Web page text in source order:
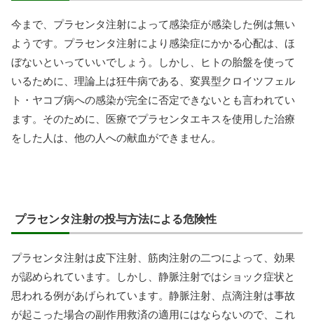
今まで、プラセンタ注射によって感染症が感染した例は無い
ようです。プラセンタ注射により感染症にかかる心配は、ほ
ぼないといっていいでしょう。しかし、ヒトの胎盤を使って
いるために、理論上は狂牛病である、変異型クロイツフェル
ト・ヤコブ病への感染が完全に否定できないとも言われてい
ます。そのために、医療でプラセンタエキスを使用した治療
をした人は、他の人への献血ができません。
プラセンタ注射の投与方法による危険性
プラセンタ注射は皮下注射、筋肉注射の二つによって、効果
が認められています。しかし、静脈注射ではショック症状と
思われる例があげられています。静脈注射、点滴注射は事故
が起こった場合の副作用救済の適用にはならないので、これ